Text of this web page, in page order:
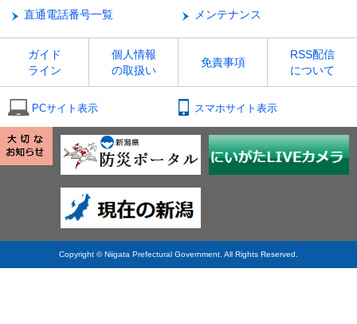
直通電話番号一覧
メンテナンス
ガイド
ライン
個人情報
の取扱い
免責事項
RSS配信
について
PCサイト表示 スマホサイト表示
Copyright © Niigata Prefectural Government. All Rights Reserved.